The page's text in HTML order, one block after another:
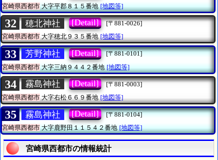
宮崎県西都市大字平郡８１５番地 [地図等]
32 穂北神社 [Detail]
[〒881-0026]
宮崎県西都市大字穂北９３５番地 [地図等]
33 芳野神社 [Detail]
[〒881-0101]
宮崎県西都市大字三納９４４２番地 [地図等]
34 霧島神社 [Detail]
[〒881-0003]
宮崎県西都市 大字右松６６９番地 [地図等]
35 霧島神社 [Detail]
[〒881-0104]
宮崎県西都市大字鹿野田１１５４２番地 [地図等]
宮崎県西都市の情報統計